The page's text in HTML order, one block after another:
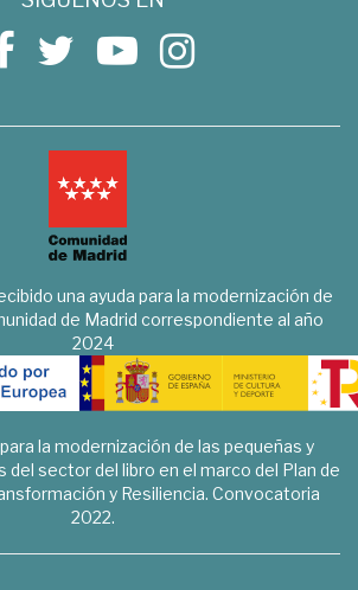
una ayuda para la modernización de
de Madrid correspondiente al año
2024
la modernización de las pequeñas y
del sector del libro en el marco del Plan de
y Resiliencia. Convocatoria
2022.